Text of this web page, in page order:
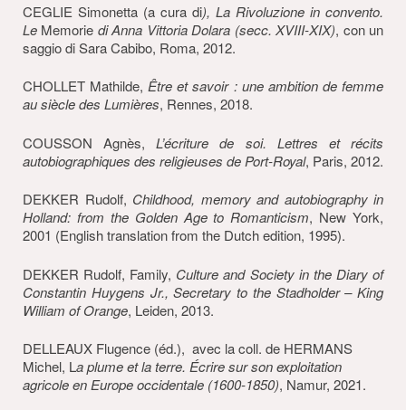
CEGLIE Simonetta (a cura di), La Rivoluzione in convento.
Le Memorie di Anna Vittoria Dolara (secc. XVIII-XIX), con un
saggio di Sara Cabibo, Roma, 2012.
CHOLLET Mathilde, Être et savoir : une ambition de femme
au siècle des Lumières, Rennes, 2018.
COUSSON Agnès,L’écriture de soi. Lettres et récits
autobiographiques des religieuses de Port-Royal, Paris, 2012.
DEKKER Rudolf, Childhood, memory and autobiography in
Holland: from the Golden Age to Romanticism, New York,
2001 (English translation from the Dutch edition, 1995).
DEKKER Rudolf, Family, Culture and Society in the Diary of
Constantin Huygens Jr., Secretary to the Stadholder – King
William of Orange, Leiden, 2013.
DELLEAUX Flugence (éd.), avec la coll. de HERMANS
Michel, La plume et la terre. Écrire sur son exploitation
agricole en Europe occidentale (1600-1850), Namur, 2021.